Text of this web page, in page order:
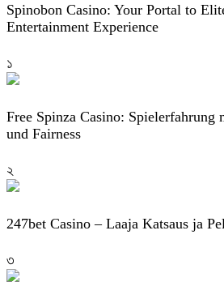
Spinobon Casino: Your Portal to
Entertainment Experience
১
Free Spinza Casino: Spielerfahrung
und Fairness
২
247bet Casino – Laaja Katsaus ja
৩